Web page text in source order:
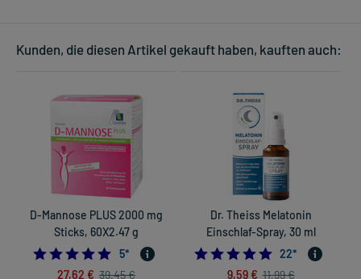
Kunden, die diesen Artikel gekauft haben, kauften auch:
D-Mannose PLUS 2000 mg
Sticks, 60X2.47 g
5.0
5*
27,62 € 39,45 €
Dr. Theiss Melatonin
Einschlaf-Spray, 30 ml
22*
9,59 € 11,99 €